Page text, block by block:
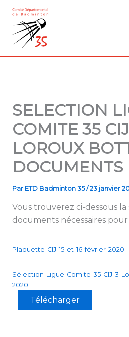
contenu
SELECTION
COMITE 35
LOROUX
DOCUMENTS
Par ETD Badminton 35/23 janvier
Vous trouverez ci-dessous la
documents nécessaires pour
Plaquette-CIJ-15-et-16-février-2020
Sélection-Ligue-Comite-35-CIJ-3-
2020
Télécharger